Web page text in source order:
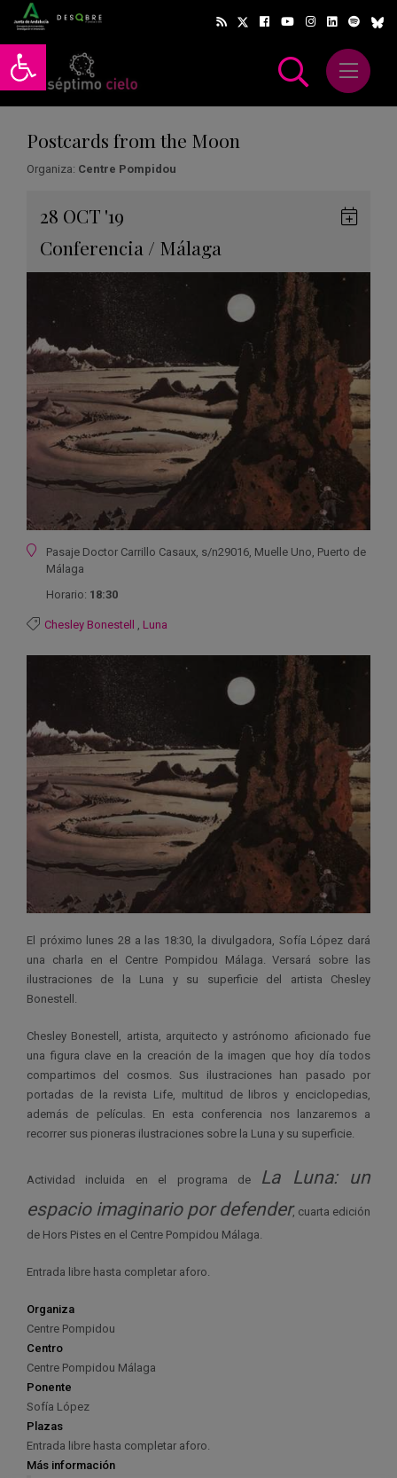
Abrir barra de herramientas
Abrir
Postcards from the Moon
Organiza: Centre Pompidou
28 OCT '19
Conferencia / Málaga
Ubicación
Pasaje Doctor Carrillo Casaux, s/n29016, Muelle Uno, Puerto de
Málaga
Horario: 18:30
Chesley Bonestell , Luna
El próximo lunes 28 a las 18:30, la divulgadora, Sofía López dará
una charla en el Centre Pompidou Málaga. Versará sobre las
ilustraciones de la Luna y su superficie del artista Chesley
Bonestell.
Chesley Bonestell, artista, arquitecto y astrónomo aficionado fue
una figura clave en la creación de la imagen que hoy día todos
compartimos del cosmos. Sus ilustraciones han pasado por
portadas de la revista Life, multitud de libros y enciclopedias,
además de películas. En esta conferencia nos lanzaremos a
recorrer sus pioneras ilustraciones sobre la Luna y su superficie.
Actividad incluida en el programa de
La Luna: un
espacio imaginario por defender, cuarta edición
de Hors Pistes en el Centre Pompidou Málaga.
Entrada libre hasta completar aforo.
Organiza
Centre Pompidou
Centro
Centre Pompidou Málaga
Ponente
Sofía López
Plazas
Entrada libre hasta completar aforo.
Más información